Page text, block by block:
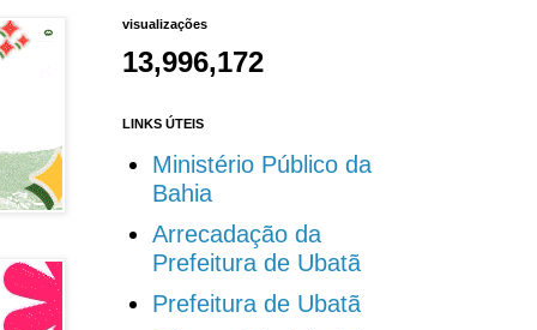
visualizações
13,996,172
LINKS ÚTEIS
Ministério Público da
Bahia
Arrecadação da
Prefeitura de Ubatã
Prefeitura de Ubatã